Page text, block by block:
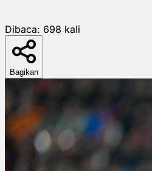
Dibaca: 698 kali
Bagikan